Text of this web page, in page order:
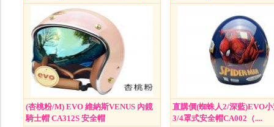
(杏桃粉/M) EVO 維納斯VENUS 內鏡
騎士帽 CA312S 安全帽
直購價(蜘蛛人2/深藍)EVO
3/4罩式安全帽CA002（....